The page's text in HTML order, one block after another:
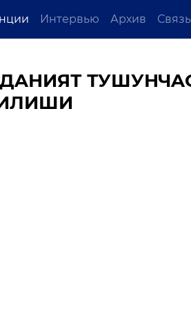
Интервью Архив Связь